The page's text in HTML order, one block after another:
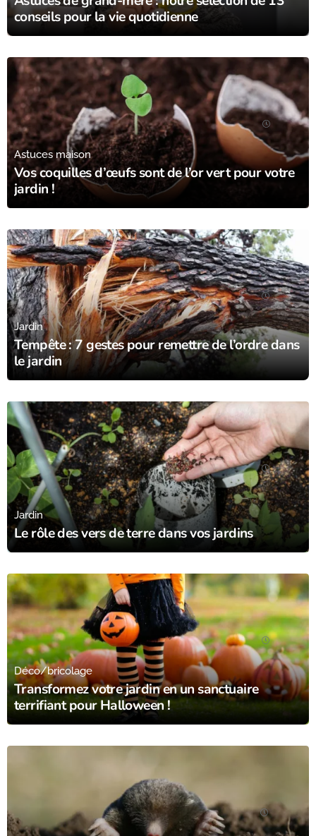
conseils pour la vie quotidienne
Vos coquilles d’œufs sont de l’or vert pour votre
jardin !
Astuces maison
25/11/23
Tempête : 7 gestes pour remettre de l’ordre dans
le jardin
Jardin
02/11/23
Le rôle des vers de terre dans vos jardins
Jardin
21/10/23
Transformez votre jardin en un sanctuaire
terrifiant pour Halloween !
Déco/bricolage
12/10/23
09/10/23